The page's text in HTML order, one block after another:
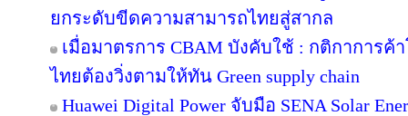
ยกระดับขีดความสามารถไทยสู่สากล
เมื่อมาตรการ CBAM บังคับใช้ : กติกาการค้
ไทยต้องวิ่งตามให้ทัน Green supply chain
Huawei Digital Power จับมือ SENA Solar